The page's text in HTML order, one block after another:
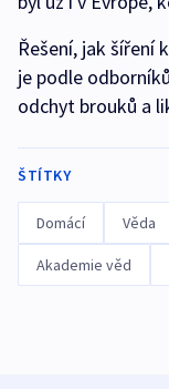
Řešení, jak šíření
je podle
odchyt brouků a
ŠTÍTKY
Domácí Věda
Akademie věd